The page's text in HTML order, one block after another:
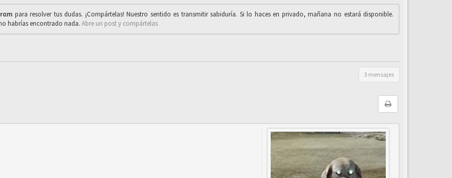
para resolver tus dudas. ¡Compártelas! Nuestro sentido es transmitir sabiduría. Si lo haces en privado, mañana no estará disponible.
habrías encontrado nada. Abre un post y compártelas
3 mensajes